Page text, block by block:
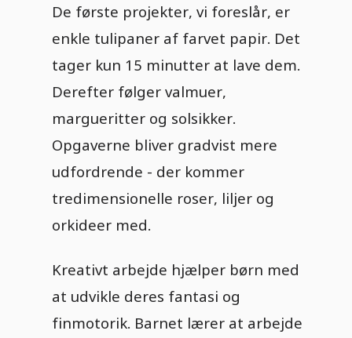
De første projekter, vi foreslår, er
enkle tulipaner af farvet papir. Det
tager kun 15 minutter at lave dem.
Derefter følger valmuer,
margueritter og solsikker.
Opgaverne bliver gradvist mere
udfordrende - der kommer
tredimensionelle roser, liljer og
orkideer med.
Kreativt arbejde hjælper børn med
at udvikle deres fantasi og
finmotorik. Barnet lærer at arbejde